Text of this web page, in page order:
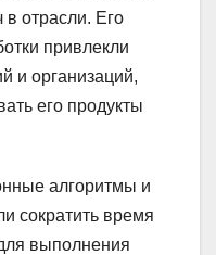
отрасли. Его
привлекли
и организаций,
его продукты
алгоритмы и
сократить время
выполнения